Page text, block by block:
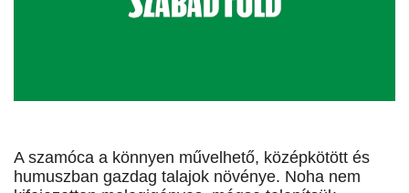
A szamóca a könnyen művelhető, középkötött és
humuszban gazdag talajok növénye. Noha nem